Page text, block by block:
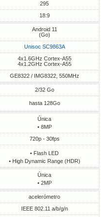
295
18:9
Android 11
(Go)
Unisoc SC9863A
4x1.6GHz Cortex-A55
4x1.2GHz Cortex-A55
GE8322 / IMG8322, 550MHz
2/32 Go
hasta 128Go
Única
• 8MP
720p - 30fps
• Flash LED
• High Dynamic Range (HDR)
Única
• 2MP
acelerómetro
IEEE 802.11 a/b/g/n